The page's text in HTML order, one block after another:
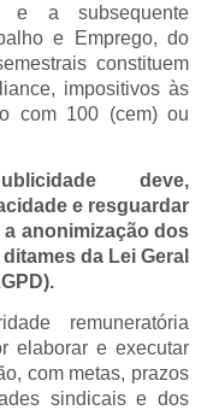
e a subsequente
e Emprego, do
constituem
impositivos às
com 100 (cem) ou
deve,
e resguardar
anonimização dos
da Lei Geral
remuneratória
elaborar e executar
com metas, prazos
sindicais e dos